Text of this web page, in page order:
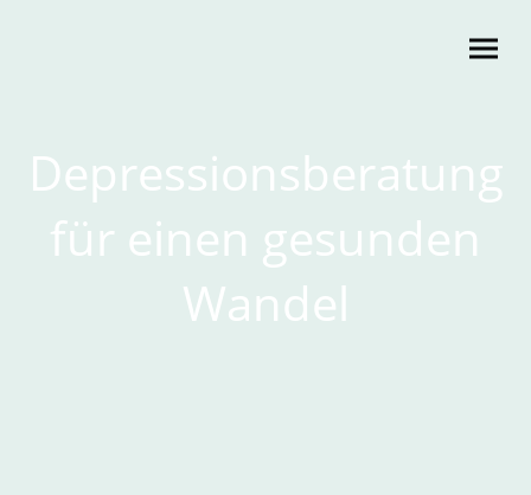
Depressionsberatung
für einen gesunden
Wandel